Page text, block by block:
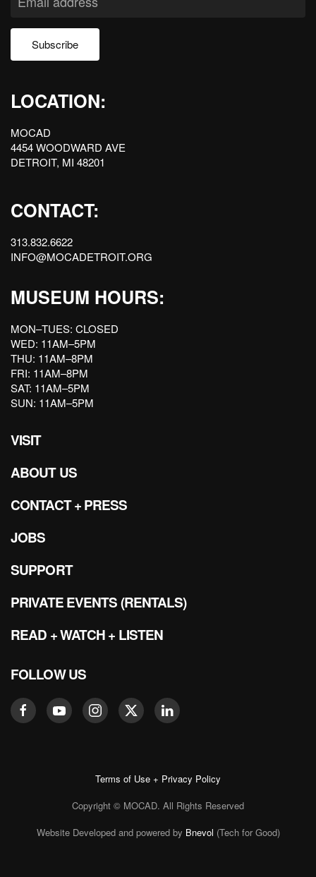
Subscribe
LOCATION:
MOCAD
4454 WOODWARD AVE
DETROIT, MI 48201
CONTACT:
313.832.6622
INFO@MOCADETROIT.ORG
MUSEUM HOURS:
MON–TUES: CLOSED
WED: 11AM–5PM
THU: 11AM–8PM
FRI: 11AM–8PM
SAT: 11AM–5PM
SUN: 11AM–5PM
VISIT
ABOUT US
CONTACT + PRESS
JOBS
SUPPORT
PRIVATE EVENTS (RENTALS)
READ + WATCH + LISTEN
FOLLOW US
Terms of Use + Privacy Policy
Copyright © MOCAD. All Rights Reserved
Website Developed and powered by Bnevol (Tech for Good)